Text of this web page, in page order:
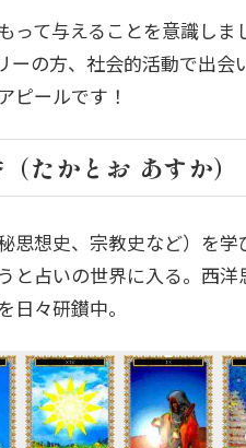
て与えることを意識しま
の方、社会的活動で出会
ピールです！
たかとお あすか）
思想史、宗教史など）を
と占いの世界に入る。西
々研鑚中。